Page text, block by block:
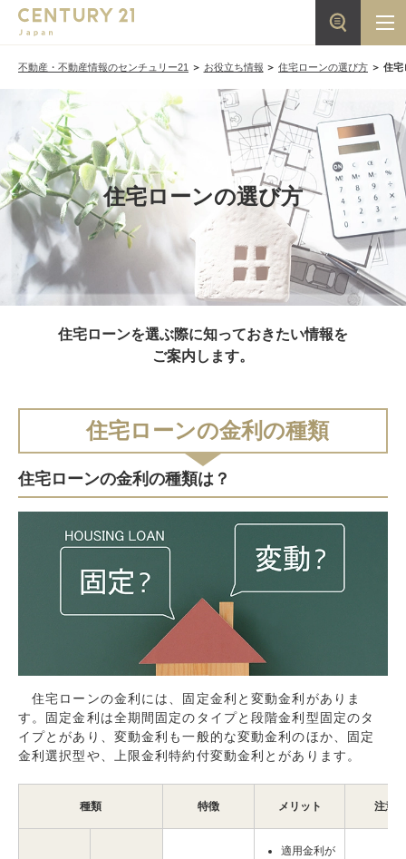
不動産・不動産情報のセンチュリー21 お役立ち情報 住宅ローンの選び方 住宅
住宅ローンの選び方
住宅ローンを選ぶ際に知っておきたい情報を
ご案内します。
住宅ローンの金利の種類
住宅ローンの金利の種類は？
住宅ローンの金利には、固定金利と変動金利がありま
す。固定金利は全期間固定のタイプと段階金利型固定のタ
イプとがあり、変動金利も一般的な変動金利のほか、固定
金利選択型や、上限金利特約付変動金利とがあります。
種類 特徴 メリット 注意点
適用金利が